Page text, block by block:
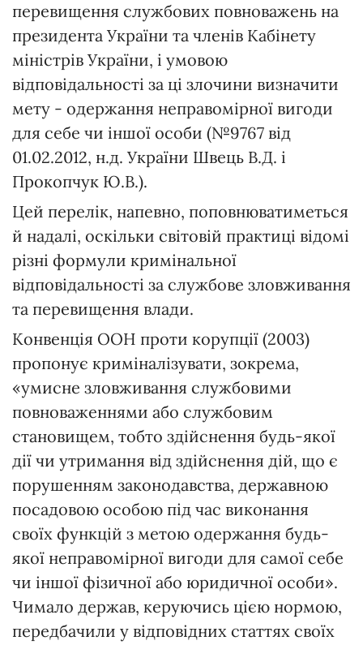
перевищення службових повноважень на
президента України та членів Кабінету
міністрів України, і умовою
відповідальності за ці злочини визначити
мету - одержання неправомірної вигоди
для себе чи іншої особи (№9767 від
01.02.2012, н.д. України Швець В.Д. і
Прокопчук Ю.В.).
Цей перелік, напевно, поповнюватиметься
й надалі, оскільки світовій практиці відомі
різні формули кримінальної
відповідальності за службове зловживання
та перевищення влади.
Конвенція ООН проти корупції (2003)
пропонує криміналізувати, зокрема,
«умисне зловживання службовими
повноваженнями або службовим
становищем, тобто здійснення будь-якої
дії чи утримання від здійснення дій, що є
порушенням законодавства, державною
посадовою особою під час виконання
своїх функцій з метою одержання будь-
якої неправомірної вигоди для самої себе
чи іншої фізичної або юридичної особи».
Чимало держав, керуючись цією нормою,
передбачили у відповідних статтях своїх